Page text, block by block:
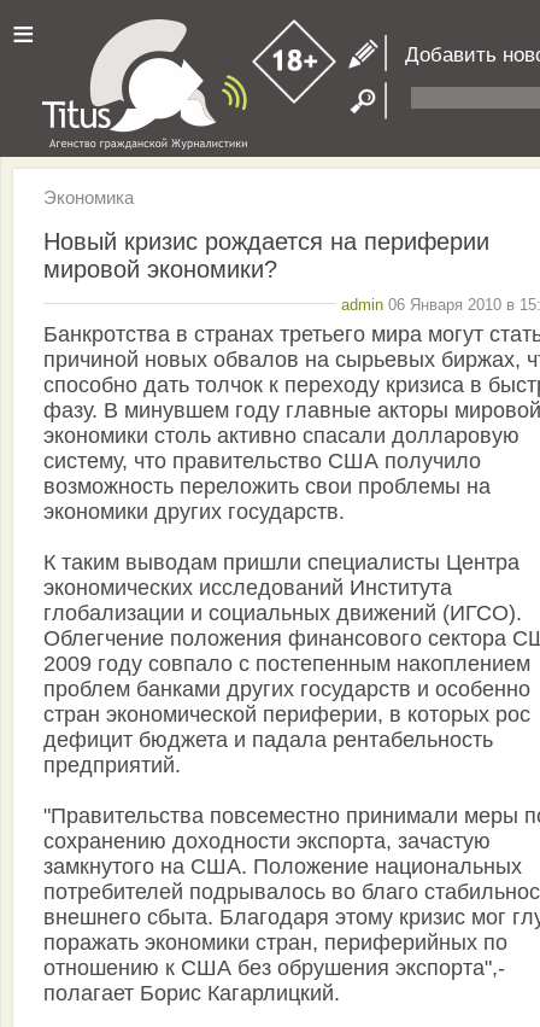
≡ Добавить
Экономика
Новый кризис рождается на периферии
мировой экономики?
admin 06 Января 2010 в
Банкротства в странах третьего мира могут
причиной новых обвалов на сырьевых биржах,
способно дать толчок к переходу кризиса в
фазу. В минувшем году главные акторы мировой
экономики столь активно спасали долларовую
систему, что правительство США получило
возможность переложить свои проблемы на
экономики других государств.
К таким выводам пришли специалисты Центра
экономических исследований Института
глобализации и социальных движений (ИГСО).
Облегчение положения финансового сектора
2009 году совпало с постепенным накоплением
проблем банками других государств и особенно
стран экономической периферии, в которых рос
дефицит бюджета и падала рентабельность
предприятий.
"Правительства повсеместно принимали меры
сохранению доходности экспорта, зачастую
замкнутого на США. Положение национальных
потребителей подрывалось во благо
внешнего сбыта. Благодаря этому кризис мог
поражать экономики стран, периферийных по
отношению к США без обрушения экспорта",-
полагает Борис Кагарлицкий.